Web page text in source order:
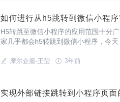
如何进行从h5跳转到微信小程
H5转跳至微信小程序的应用范围十分
家几乎都会h5转跳到微信小程序，今
摩尔企服-王莹 3年前
实现外部链接跳转到小程序页面